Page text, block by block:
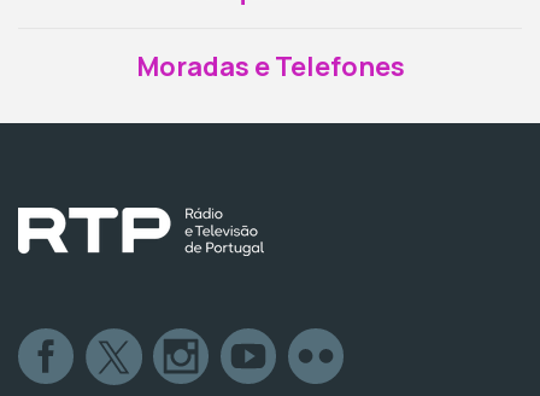
Moradas e Telefones